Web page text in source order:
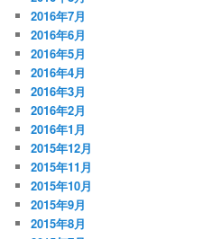
2016年7月
2016年6月
2016年5月
2016年4月
2016年3月
2016年2月
2016年1月
2015年12月
2015年11月
2015年10月
2015年9月
2015年8月